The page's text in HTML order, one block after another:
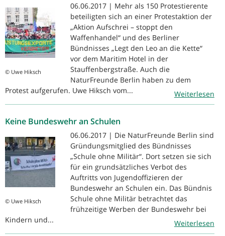
© Uwe Hiksch
06.06.2017 | Mehr als 150 Protestierente
beteiligten sich an einer Protestaktion der
„Aktion Aufschrei – stoppt den
Waffenhandel“ und des Berliner
Bündnisses „Legt den Leo an die Kette“
vor dem Maritim Hotel in der
Stauffenbergstraße. Auch die
NaturFreunde Berlin haben zu dem
Protest aufgerufen. Uwe Hiksch vom...
Weiterlesen
Keine Bundeswehr an Schulen
© Uwe Hiksch
06.06.2017 | Die NaturFreunde Berlin sind
Gründungsmitglied des Bündnisses
„Schule ohne Militär“. Dort setzen sie sich
für ein grundsätzliches Verbot des
Auftritts von Jugendoffizieren der
Bundeswehr an Schulen ein. Das Bündnis
Schule ohne Militär betrachtet das
frühzeitige Werben der Bundeswehr bei
Kindern und...
Weiterlesen